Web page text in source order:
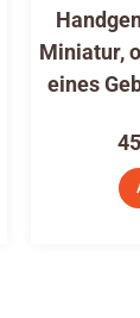
Miniatur,
eines